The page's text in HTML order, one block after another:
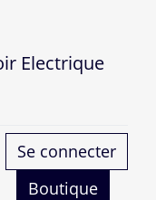
Electrique
Se connecter
Boutique